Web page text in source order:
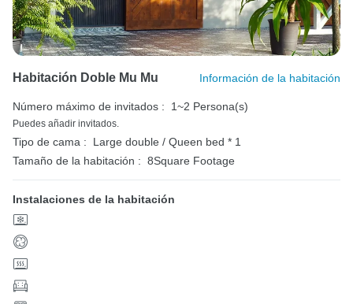
Habitación Doble Mu Mu Información de la habitación
Número máximo de invitados : 1~2 Persona(s)
Puedes añadir invitados.
Tipo de cama :
Large double / Queen bed * 1
Tamaño de la habitación : 8Square Footage
Instalaciones de la habitación